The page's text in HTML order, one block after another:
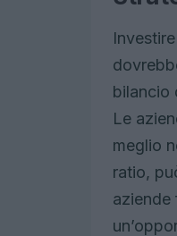
bilancio
Le
meglio
ratio,
aziende